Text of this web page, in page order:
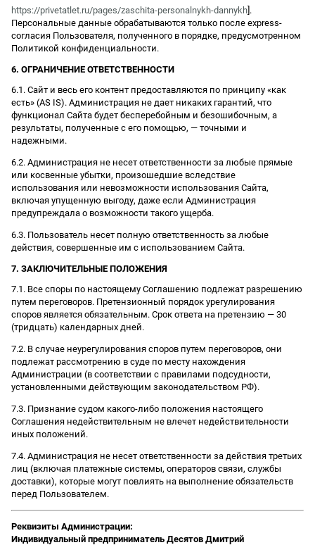
https://privetatlet.ru/pages/zaschita-personalnykh-dannykh].
Персональные данные обрабатываются только после express-
согласия Пользователя, полученного в порядке, предусмотренном
Политикой конфиденциальности.
6. ОГРАНИЧЕНИЕ ОТВЕТСТВЕННОСТИ
6.1. Сайт и весь его контент предоставляются по принципу «как
есть» (AS IS). Администрация не дает никаких гарантий, что
функционал Сайта будет бесперебойным и безошибочным, а
результаты, полученные с его помощью, — точными и
надежными.
6.2. Администрация не несет ответственности за любые прямые
или косвенные убытки, произошедшие вследствие
использования или невозможности использования Сайта,
включая упущенную выгоду, даже если Администрация
предупреждала о возможности такого ущерба.
6.3. Пользователь несет полную ответственность за любые
действия, совершенные им с использованием Сайта.
7. ЗАКЛЮЧИТЕЛЬНЫЕ ПОЛОЖЕНИЯ
7.1. Все споры по настоящему Соглашению подлежат разрешению
путем переговоров. Претензионный порядок урегулирования
споров является обязательным. Срок ответа на претензию — 30
(тридцать) календарных дней.
7.2. В случае неурегулирования споров путем переговоров, они
подлежат рассмотрению в суде по месту нахождения
Администрации (в соответствии с правилами подсудности,
установленными действующим законодательством РФ).
7.3. Признание судом какого-либо положения настоящего
Соглашения недействительным не влечет недействительности
иных положений.
7.4. Администрация не несет ответственности за действия третьих
лиц (включая платежные системы, операторов связи, службы
доставки), которые могут повлиять на выполнение обязательств
перед Пользователем.
Реквизиты Администрации:
Индивидуальный предприниматель Десятов Дмитрий